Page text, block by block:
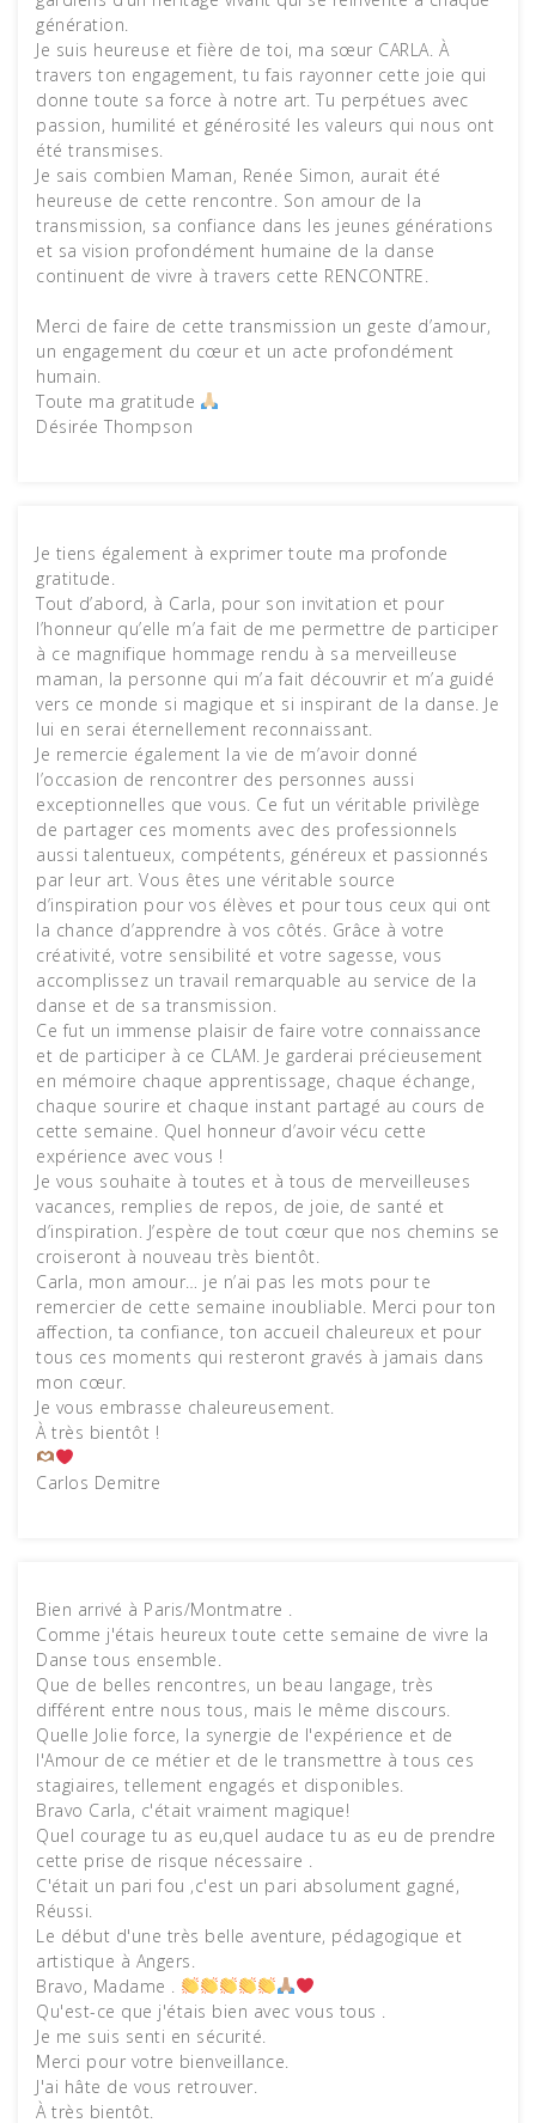
génération.
Je suis heureuse et fière de toi, ma sœur CARLA. À
travers ton engagement, tu fais rayonner cette joie qui
donne toute sa force à notre art. Tu perpétues avec
passion, humilité et générosité les valeurs qui nous ont
été transmises.
Je sais combien Maman, Renée Simon, aurait été
heureuse de cette rencontre. Son amour de la
transmission, sa confiance dans les jeunes générations
et sa vision profondément humaine de la danse
continuent de vivre à travers cette RENCONTRE.
Merci de faire de cette transmission un geste d’amour,
un engagement du cœur et un acte profondément
humain.
Toute ma gratitude
Désirée Thompson
Je tiens également à exprimer toute ma profonde
gratitude.
Tout d’abord, à Carla, pour son invitation et pour
l’honneur qu’elle m’a fait de me permettre de participer
à ce magnifique hommage rendu à sa merveilleuse
maman, la personne qui m’a fait découvrir et m’a guidé
vers ce monde si magique et si inspirant de la danse. Je
lui en serai éternellement reconnaissant.
Je remercie également la vie de m’avoir donné
l’occasion de rencontrer des personnes aussi
exceptionnelles que vous. Ce fut un véritable privilège
de partager ces moments avec des professionnels
aussi talentueux, compétents, généreux et passionnés
par leur art. Vous êtes une véritable source
d’inspiration pour vos élèves et pour tous ceux qui ont
la chance d’apprendre à vos côtés. Grâce à votre
créativité, votre sensibilité et votre sagesse, vous
accomplissez un travail remarquable au service de la
danse et de sa transmission.
Ce fut un immense plaisir de faire votre connaissance
et de participer à ce CLAM. Je garderai précieusement
en mémoire chaque apprentissage, chaque échange,
chaque sourire et chaque instant partagé au cours de
cette semaine. Quel honneur d’avoir vécu cette
expérience avec vous !
Je vous souhaite à toutes et à tous de merveilleuses
vacances, remplies de repos, de joie, de santé et
d’inspiration. J’espère de tout cœur que nos chemins se
croiseront à nouveau très bientôt.
Carla, mon amour… je n’ai pas les mots pour te
remercier de cette semaine inoubliable. Merci pour ton
affection, ta confiance, ton accueil chaleureux et pour
tous ces moments qui resteront gravés à jamais dans
mon cœur.
Je vous embrasse chaleureusement.
À très bientôt !
Carlos Demitre
Bien arrivé à Paris/Montmatre .
Comme j'étais heureux toute cette semaine de vivre la
Danse tous ensemble.
Que de belles rencontres, un beau langage, très
différent entre nous tous, mais le même discours.
Quelle Jolie force, la synergie de l'expérience et de
l'Amour de ce métier et de le transmettre à tous ces
stagiaires, tellement engagés et disponibles.
Bravo Carla, c'était vraiment magique!
Quel courage tu as eu,quel audace tu as eu de prendre
cette prise de risque nécessaire .
C'était un pari fou ,c'est un pari absolument gagné,
Réussi.
Le début d'une très belle aventure, pédagogique et
artistique à Angers.
Bravo, Madame .
Qu'est-ce que j'étais bien avec vous tous .
Je me suis senti en sécurité.
Merci pour votre bienveillance.
J'ai hâte de vous retrouver.
À très bientôt.